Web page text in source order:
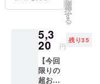
におす
す。 ※
ご注文
状況、
製造状
況の都
合等に
ます。
他の猫
砂には
ない、
杉にゃ
小粒】
（箱型
◎、シ
ステム
格：
20%OF
F） ・
杉の精
100ml
：ご提
供（一
選
択
す
る
5,3
20 円
残り35
【今回
限りの
超お得